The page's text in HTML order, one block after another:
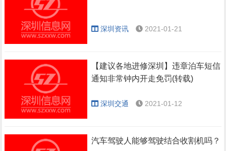
深圳资讯 2021-01-21
【建议各地进修深圳】违章泊车短信
通知非常钟内开走免罚(转载)
深圳交通 2021-01-12
汽车驾驶人能够驾驶结合收割机吗？